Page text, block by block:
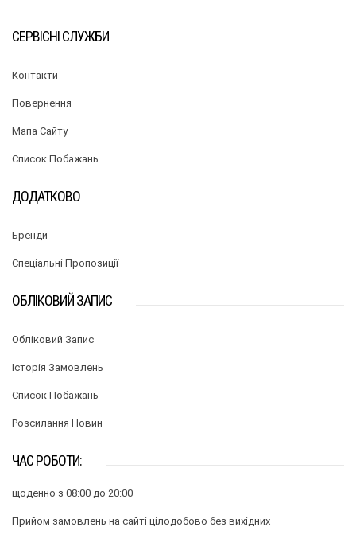
СЕРВІСНІ СЛУЖБИ
Контакти
Повернення
Мапа Сайту
Список Побажань
ДОДАТКОВО
Бренди
Спеціальні Пропозиції
ОБЛІКОВИЙ ЗАПИС
Обліковий Запис
Історія Замовлень
Список Побажань
Розсилання Новин
ЧАС РОБОТИ:
щоденно з 08:00 до 20:00
Прийом замовлень на сайті цілодобово без вихідних